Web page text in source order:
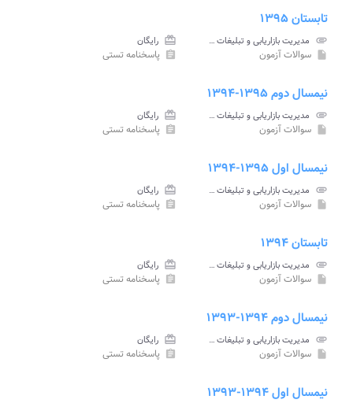
تابستان ۱۳۹۵
attachment مدیریت بازاریابی و تبلیغات جهانگردی پیام نور card_giftcard رایگان
insert_drive_file سوالات آزمون assignment پاسخنامه تستی
نیمسال دوم ۱۳۹۵-۱۳۹۴
attachment مدیریت بازاریابی و تبلیغات جهانگردی پیام نور card_giftcard رایگان
insert_drive_file سوالات آزمون assignment پاسخنامه تستی
نیمسال اول ۱۳۹۵-۱۳۹۴
attachment مدیریت بازاریابی و تبلیغات جهانگردی پیام نور card_giftcard رایگان
insert_drive_file سوالات آزمون assignment پاسخنامه تستی
تابستان ۱۳۹۴
attachment مدیریت بازاریابی و تبلیغات جهانگردی پیام نور card_giftcard رایگان
insert_drive_file سوالات آزمون assignment پاسخنامه تستی
نیمسال دوم ۱۳۹۴-۱۳۹۳
attachment مدیریت بازاریابی و تبلیغات جهانگردی پیام نور card_giftcard رایگان
insert_drive_file سوالات آزمون assignment پاسخنامه تستی
نیمسال اول ۱۳۹۴-۱۳۹۳